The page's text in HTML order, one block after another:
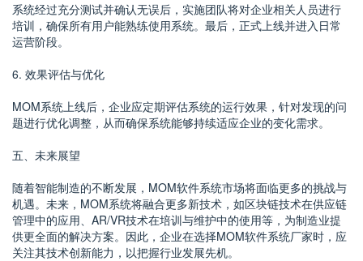
系统经过充分测试并确认无误后，实施团队将对企业相关人员进行
培训，确保所有用户能熟练使用系统。最后，正式上线并进入日常
运营阶段。
6. 效果评估与优化
MOM系统上线后，企业应定期评估系统的运行效果，针对发现的问
题进行优化调整，从而确保系统能够持续适应企业的变化需求。
五、未来展望
随着智能制造的不断发展，MOM软件系统市场将面临更多的挑战与
机遇。未来，MOM系统将融合更多新技术，如区块链技术在供应链
管理中的应用、AR/VR技术在培训与维护中的使用等，为制造业提
供更全面的解决方案。因此，企业在选择MOM软件系统厂家时，应
关注其技术创新能力，以把握行业发展先机。